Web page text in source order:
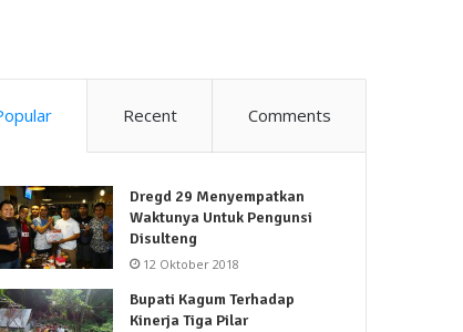
Recent Comments
Dregd 29 Menyempatkan
Waktunya Untuk Pengunsi
Disulteng
12 Oktober 2018
Bupati Kagum Terhadap
Kinerja Tiga Pilar